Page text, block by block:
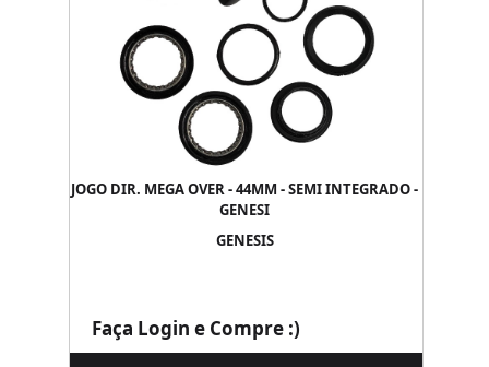
JOGO DIR. MEGA OVER - 44MM - SEMI INTEGRADO -
GENESI
GENESIS
Faça Login e Compre :)